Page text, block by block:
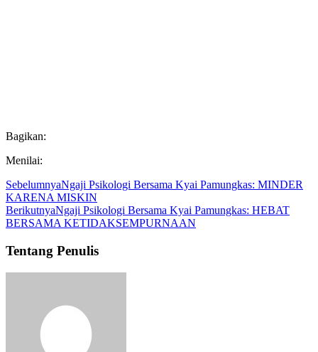
Bagikan:
Menilai:
SebelumnyaNgaji Psikologi Bersama Kyai Pamungkas: MINDER
KARENA MISKIN
BerikutnyaNgaji Psikologi Bersama Kyai Pamungkas: HEBAT
BERSAMA KETIDAKSEMPURNAAN
Tentang Penulis